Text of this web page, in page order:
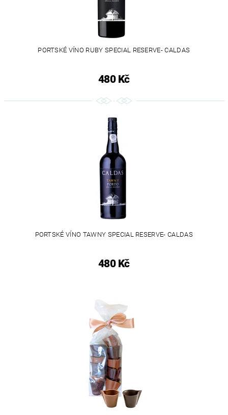
PORTSKÉ VÍNO RUBY SPECIAL RESERVE- CALDAS
480 Kč
PORTSKÉ VÍNO TAWNY SPECIAL RESERVE- CALDAS
480 Kč